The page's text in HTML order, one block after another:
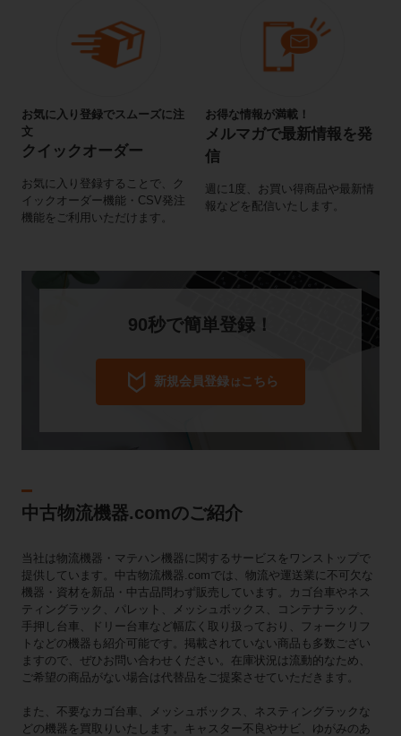
お気に入り登録でスムーズに注
文
クイックオーダー
お気に入り登録することで、ク
イックオーダー機能・CSV発注
機能をご利用いただけます。
お得な情報が満載！
メルマガで最新情報を発
信
週に1度、お買い得商品や最新情
報などを配信いたします。
90秒で簡単登録！
label_important 新規会員登録 は こちら
中古物流機器.comのご紹介
当社は物流機器・マテハン機器に関するサービスをワンストップで
提供しています。中古物流機器.comでは、物流や運送業に不可欠な
機器・資材を新品・中古品問わず販売しています。カゴ台車やネス
ティングラック、パレット、メッシュボックス、コンテナラック、
手押し台車、ドリー台車など幅広く取り扱っており、フォークリフ
トなどの機器も紹介可能です。掲載されていない商品も多数ござい
ますので、ぜひお問い合わせください。在庫状況は流動的なため、
ご希望の商品がない場合は代替品をご提案させていただきます。
また、不要なカゴ台車、メッシュボックス、ネスティングラックな
どの機器を買取りいたします。キャスター不良やサビ、ゆがみのあ